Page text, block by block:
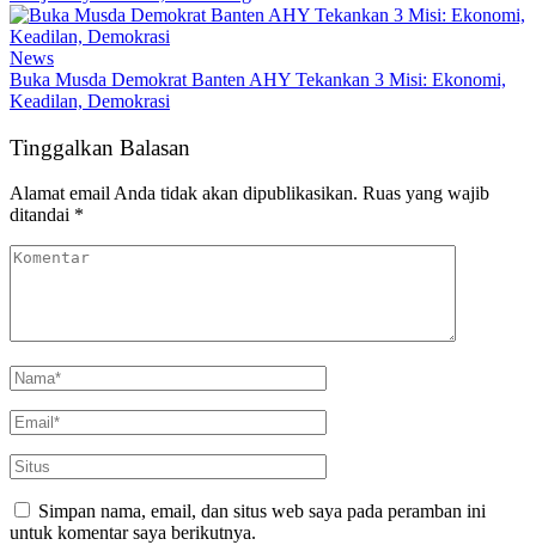
News
Buka Musda Demokrat Banten AHY Tekankan 3 Misi: Ekonomi,
Keadilan, Demokrasi
Tinggalkan Balasan
Alamat email Anda tidak akan dipublikasikan. Ruas yang wajib
ditandai *
Simpan nama, email, dan situs web saya pada peramban ini
untuk komentar saya berikutnya.